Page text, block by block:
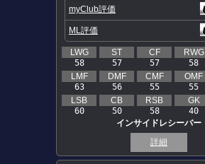
myClub評価
ML評価
LWG
58
ST
57
CF
57
RWG
58
LMF
63
DMF
56
CMF
55
OMF
55
LSB
60
CB
50
RSB
58
GK
40
インサイドレシーバー
詳細